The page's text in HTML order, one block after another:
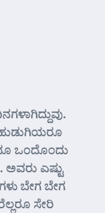
ಒಂದೊಂದು
ಅವರು ಎಷ್ಟು
ಬೇಗ ಬೇಗ
ಸೇರಿ